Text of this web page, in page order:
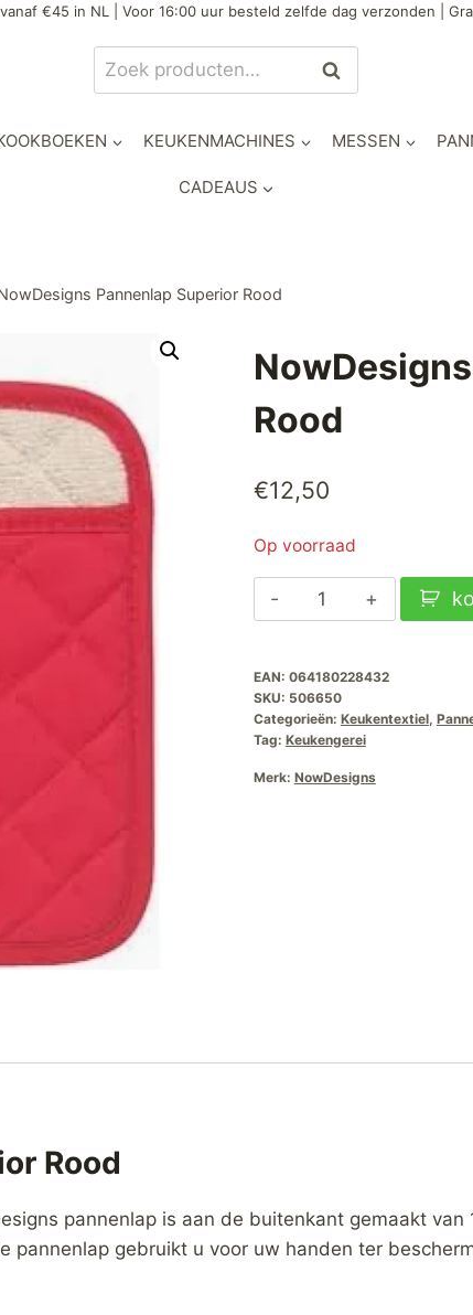
€45 in NL | Voor 16:00 uur besteld zelfde dag verzonden |
Zoeken
naar:
Zoeken
KEUKENMACHINES MESSEN
CADEAUS
Pannenlap Superior Rood
Rood
€12,50
Op voorraad
NowDesigns
Pannenlap
Rood
aantal
EAN: 064180228432
SKU: 506650
Categorieën: Keukentextiel,
Tag: Keukengerei
Merk: NowDesigns
Rood
pannenlap is aan de buitenkant gemaakt
pannenlap gebruikt u voor uw handen ter